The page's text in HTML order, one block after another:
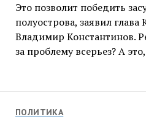
ПОЛИТИКА
Это позволит победить
полуострова, заявил
Владимир Константинов.
за проблему всерьез? А